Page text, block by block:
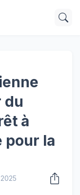
du
à
pour la